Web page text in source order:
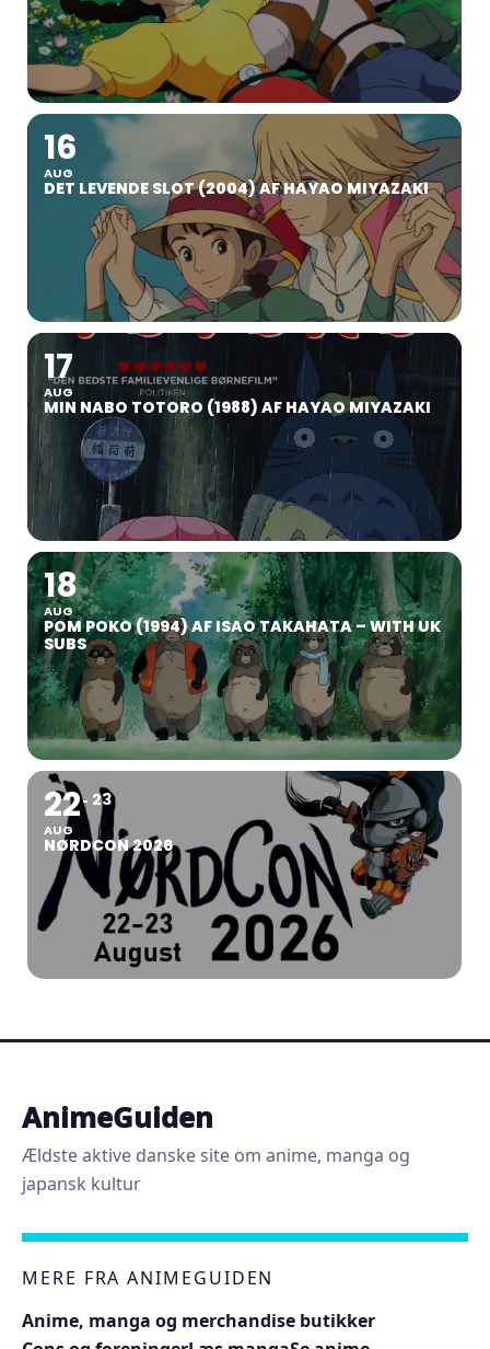
16
AUG
DET LEVENDE SLOT (2004) AF HAYAO MIYAZAKI
17
AUG
MIN NABO TOTORO (1988) AF HAYAO MIYAZAKI
18
AUG
POM POKO (1994) AF ISAO TAKAHATA – WITH UK
SUBS
22
AUG
23
NØRDCON 2026
AnimeGuiden
Ældste aktive danske site om anime, manga og
japansk kultur
MERE FRA ANIMEGUIDEN
Anime, manga og merchandise butikker